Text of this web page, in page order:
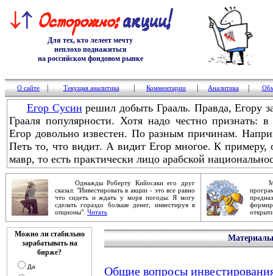
Для тех, кто лелеет мечту
неплохо поднажиться
на российском фондовом рынке
О сайте Текущая аналитика Комментарии Аналитика
Егор Сусин решил добыть Грааль. Правда, Егору
Грааля популярности. Хотя надо честно признать:
Егор довольно известен. По разным причинам.
Петь то, что видит. А видит Егор многое. К примеру,
мавр, то есть практически лицо арабской
Однажды Роберту Кийосаки его друг
сказал: "Инвестировать в акции - это все равно
что сидеть и ждать у моря погоды. Я могу
сделать гораздо больше денег, инвестируя в
опционы". Читать
Можно ли стабильно
зарабатывать на
бирже?
Да
Общие вопросы